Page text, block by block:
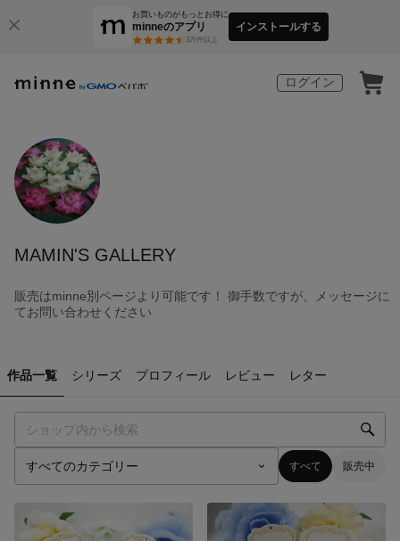
お買いものがもっとお得に
minneのアプリ
3万件以上
インストールする
ログイン
MAMIN'S GALLERY
販売はminne別ページより可能です！ 御手数ですが、メッセージに
てお問い合わせください
作品一覧 シリーズ プロフィール レビュー レター
すべて 販売中